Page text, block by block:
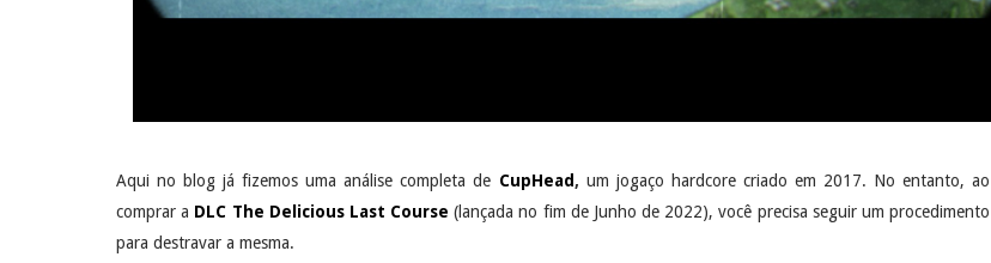
Aqui no blog já fizemos uma análise completa de CupHead , um jogaço hardcore criado em 2017. No entanto, ao
comprar a DLC The Delicious Last Course (lançada no fim de Junho de 2022), você precisa seguir um procedimento
para destravar a mesma.